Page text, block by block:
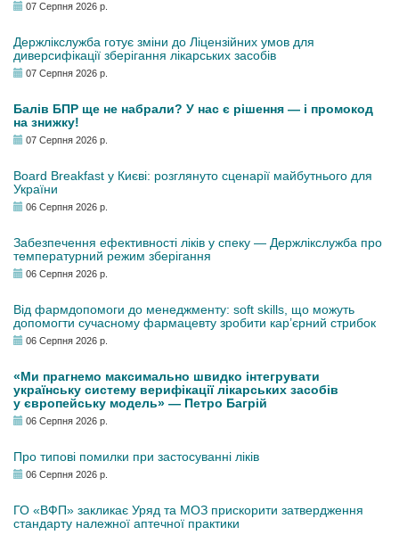
07 Серпня 2026 р.
Держлікслужба готує зміни до Ліцензійних умов для
диверсифікації зберігання лікарських засобів
07 Серпня 2026 р.
Балів БПР ще не набрали? У нас є рішення — і промокод
на знижку!
07 Серпня 2026 р.
Board Breakfast у Києві: розглянуто сценарії майбутнього для
України
06 Серпня 2026 р.
Забезпечення ефективності ліків у спеку — Держлікслужба про
температурний режим зберігання
06 Серпня 2026 р.
Від фармдопомоги до менеджменту: soft skills, що можуть
допомогти сучасному фармацевту зробити кар’єрний стрибок
06 Серпня 2026 р.
«Ми прагнемо максимально швидко інтегрувати
українську систему верифікації лікарських засобів
у європейську модель» — Петро Багрій
06 Серпня 2026 р.
Про типові помилки при застосуванні ліків
06 Серпня 2026 р.
ГО «ВФП» закликає Уряд та МОЗ прискорити затвердження
стандарту належної аптечної практики